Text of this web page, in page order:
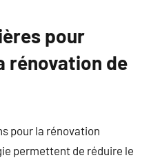
pour
rénovation de
pour la rénovation
permettent de réduire le